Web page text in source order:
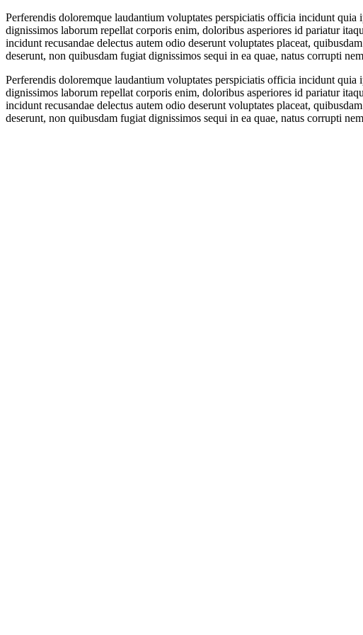
Perferendis doloremque laudantium voluptates perspiciatis officia incidunt
dignissimos laborum repellat corporis enim, doloribus asperiores id pariatur
incidunt recusandae delectus autem odio deserunt voluptates placeat,
deserunt, non quibusdam fugiat dignissimos sequi in ea quae, natus corrupti
Perferendis doloremque laudantium voluptates perspiciatis officia incidunt
dignissimos laborum repellat corporis enim, doloribus asperiores id pariatur
incidunt recusandae delectus autem odio deserunt voluptates placeat,
deserunt, non quibusdam fugiat dignissimos sequi in ea quae, natus corrupti